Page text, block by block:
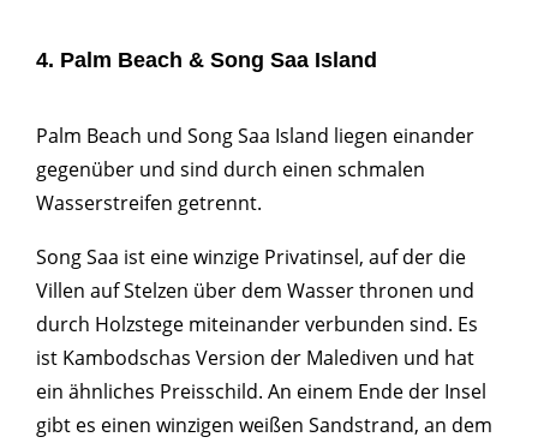
4. Palm Beach & Song Saa Island
Palm Beach und Song Saa Island liegen einander
gegenüber und sind durch einen schmalen
Wasserstreifen getrennt.
Song Saa ist eine winzige Privatinsel, auf der die
Villen auf Stelzen über dem Wasser thronen und
durch Holzstege miteinander verbunden sind. Es
ist Kambodschas Version der Malediven und hat
ein ähnliches Preisschild. An einem Ende der Insel
gibt es einen winzigen weißen Sandstrand, an dem